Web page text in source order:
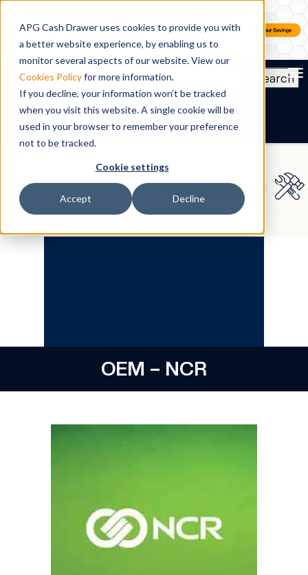
APG Cash Drawer uses cookies to provide you with
a better website experience, by enabling us to
monitor several aspects of our website. View our
Cookies Policyfor more information.
If you decline, your information won’t be tracked
when you visit this website. A single cookie will be
used in your browser to remember your preference
not to be tracked.
Cookie settings
Accept Decline
Search
ES
OEM – NCR